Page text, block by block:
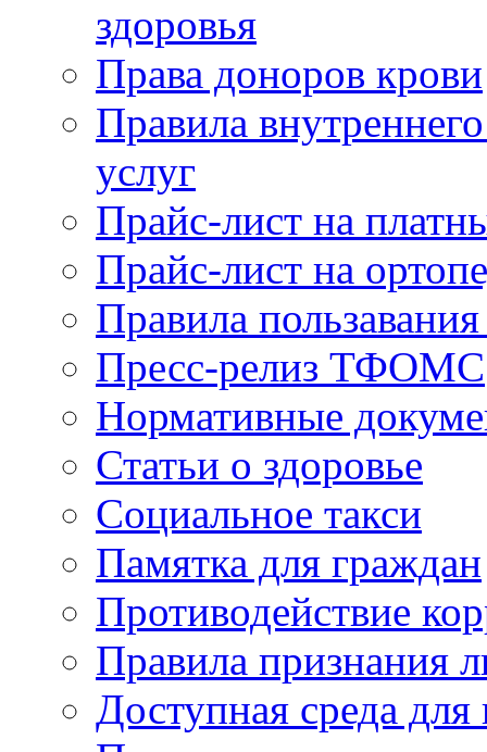
здоровья
Права доноров крови
Правила
услуг
Прайс-лист на
Прайс-лист на
Правила
Пресс-релиз ТФОМС
Нормативные
Статьи о здоровье
Социальное такси
Памятка для граждан
Противодействие
Правила признания
Доступная среда для